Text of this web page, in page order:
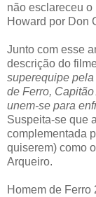
não esclareceu o
Howard por Don
Junto com esse
descrição do
superequipe
de Ferro,
unem-se para
Suspeita-se que
complementada
quiserem) como
Arqueiro.
Homem de Ferro